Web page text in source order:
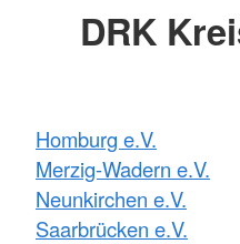
DRK
Homburg e.V.
Merzig-Wadern e.V.
Neunkirchen e.V.
Saarbrücken e.V.